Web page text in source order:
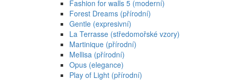
Fashion for walls 5 (moderní)
Forest Dreams (přírodní)
Gentle (expresivní)
La Terrasse (středomořské vzory)
Martinique (přírodní)
Mellisa (přírodní)
Opus (elegance)
Play of Light (přírodní)